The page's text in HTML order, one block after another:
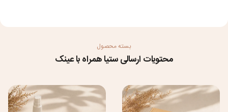
بسته محصول
محتویات ارسالی ستیا همراه با عینک